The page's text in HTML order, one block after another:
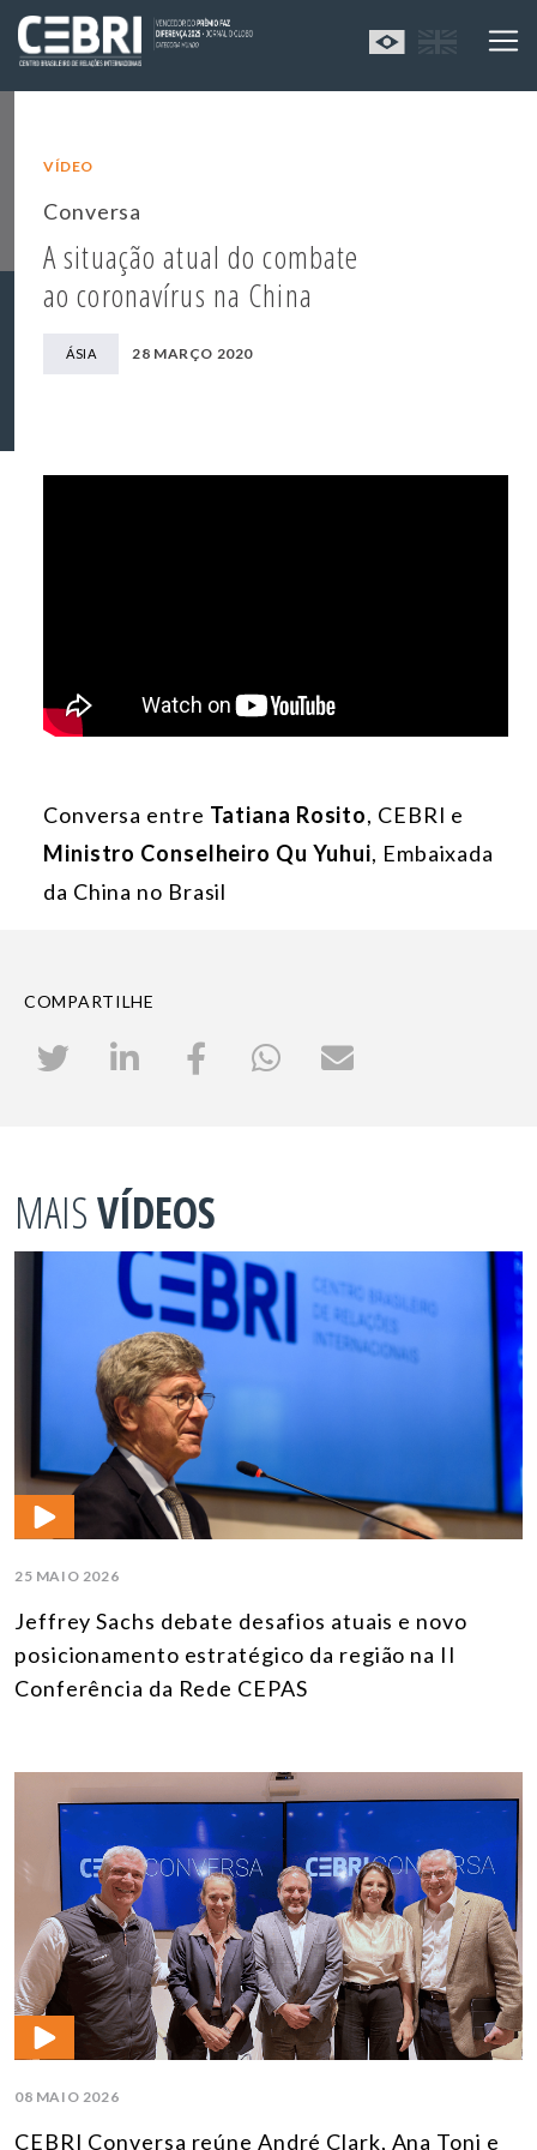
VÍDEO
Conversa
A situação atual do combate
ao coronavírus na China
ÁSIA 28 MARÇO 2020
Conversa entre Tatiana Rosito, CEBRI e
Ministro Conselheiro Qu Yuhui, Embaixada
da China no Brasil
COMPARTILHE
MAISVÍDEOS
25 MAIO 2026
Jeffrey Sachs debate desafios atuais e novo
posicionamento estratégico da região na II
Conferência da Rede CEPAS
08 MAIO 2026
CEBRI Conversa reúne André Clark, Ana Toni e